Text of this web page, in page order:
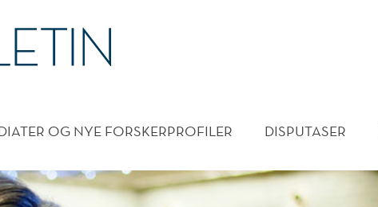
OG NYE FORSKERPROFILER DISPUTASER